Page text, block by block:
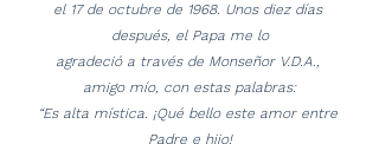
el 17 de octubre de 1968. Unos diez días
después, el Papa me lo
agradeció a través de Monseñor V.D.A.,
amigo mío, con estas palabras:
“Es alta mística. ¡Qué bello este amor entre
Padre e hijo!